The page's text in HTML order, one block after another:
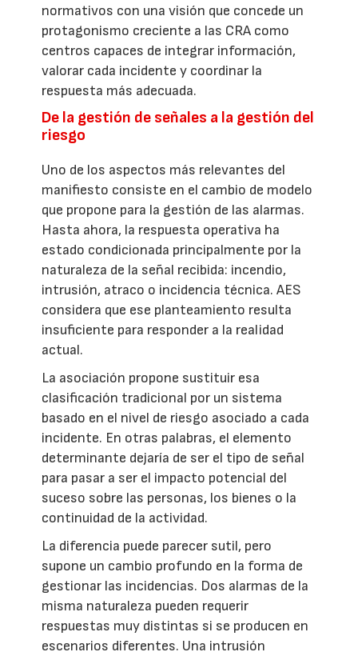
normativos con una visión que concede un
protagonismo creciente a las CRA como
centros capaces de integrar información,
valorar cada incidente y coordinar la
respuesta más adecuada.
De la gestión de señales a la gestión del
riesgo
Uno de los aspectos más relevantes del
manifiesto consiste en el cambio de modelo
que propone para la gestión de las alarmas.
Hasta ahora, la respuesta operativa ha
estado condicionada principalmente por la
naturaleza de la señal recibida: incendio,
intrusión, atraco o incidencia técnica. AES
considera que ese planteamiento resulta
insuficiente para responder a la realidad
actual.
La asociación propone sustituir esa
clasificación tradicional por un sistema
basado en el nivel de riesgo asociado a cada
incidente. En otras palabras, el elemento
determinante dejaría de ser el tipo de señal
para pasar a ser el impacto potencial del
suceso sobre las personas, los bienes o la
continuidad de la actividad.
La diferencia puede parecer sutil, pero
supone un cambio profundo en la forma de
gestionar las incidencias. Dos alarmas de la
misma naturaleza pueden requerir
respuestas muy distintas si se producen en
escenarios diferentes. Una intrusión